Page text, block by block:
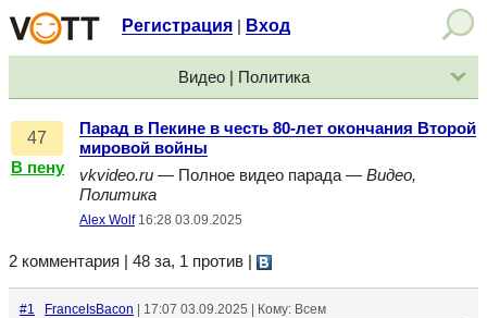
Регистрация Вход
Видео | Политика
47
В пену
Парад в Пекине в честь 80-лет окончания Второй
мировой войны
vkvideo.ru — Полное видео парада — Видео,
Политика
Alex Wolf 16:28 03.09.2025
2 комментария | 48 за, 1 против
#1 FranceIsBacon | 17:07 03.09.2025 | Кому: Всем